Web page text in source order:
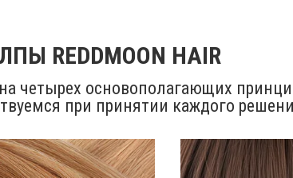
REDDMOON HAIR
четырех основополагающих
при принятии каждого